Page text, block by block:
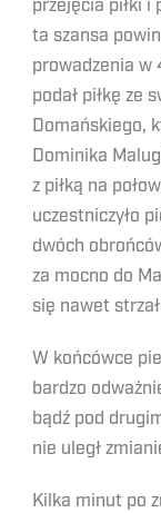
przejęcia piłki i
ta szansa
prowadzenia w
podał piłkę ze
Domańskiego,
Dominika
z piłką na
uczestniczyło
dwóch
za mocno do
się nawet
W końcówce
bardzo
bądź pod
nie uległ
Kilka minut po